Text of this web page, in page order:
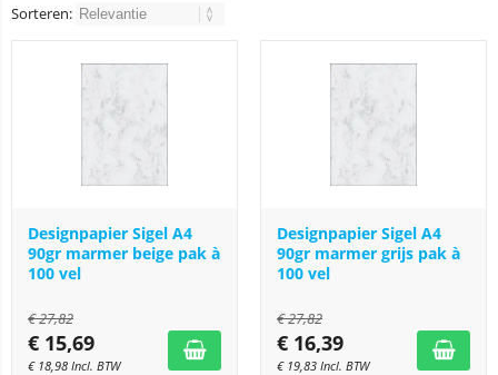
Sorteren:
Designpapier Sigel A4
90gr marmer beige pak à
100 vel
€27,82
€ 15,69
€ 18,98 Incl. BTW
Designpapier Sigel A4
90gr marmer grijs pak à
100 vel
€27,82
€ 16,39
€ 19,83 Incl. BTW